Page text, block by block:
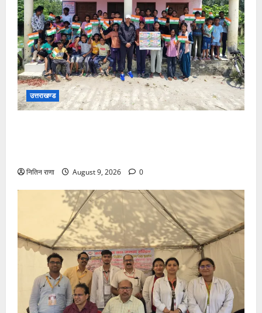
उत्तराखण्ड
नितिन राणा August 9, 2026 0